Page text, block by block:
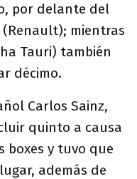
por delante del
mientras
Tauri) también
décimo.
Carlos Sainz,
quinto a causa
boxes y tuvo que
además de